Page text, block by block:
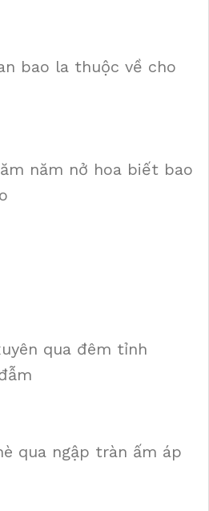
bao la thuộc về cho
năm nở hoa biết bao
qua đêm tỉnh
qua ngập tràn ấm áp